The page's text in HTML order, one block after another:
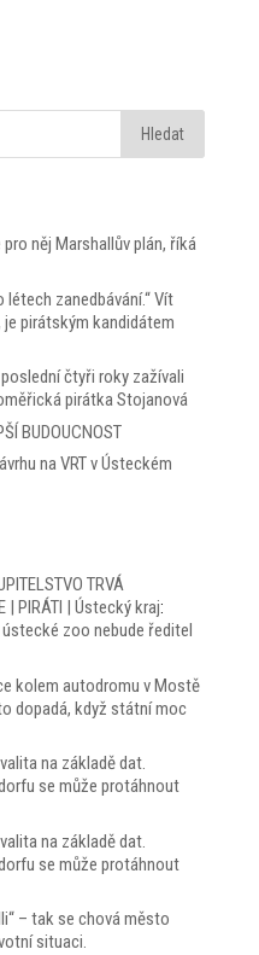
něj Marshallův plán, říká
zanedbávání.“ Vít
pirátským kandidátem
čtyři roky zažívali
pirátka Stojanová
BUDOUCNOST
na VRT v Ústeckém
TRVÁ
| PIRÁTI | Ústecký kraj:
zoo nebude ředitel
kolem autodromu v Mostě
dopadá, když státní moc
na základě dat.
se může protáhnout
na základě dat.
se může protáhnout
– tak se chová město
situaci.